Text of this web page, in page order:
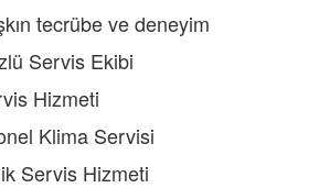
tecrübe ve deneyim
Servis Ekibi
Hizmeti
Klima Servisi
Servis Hizmeti